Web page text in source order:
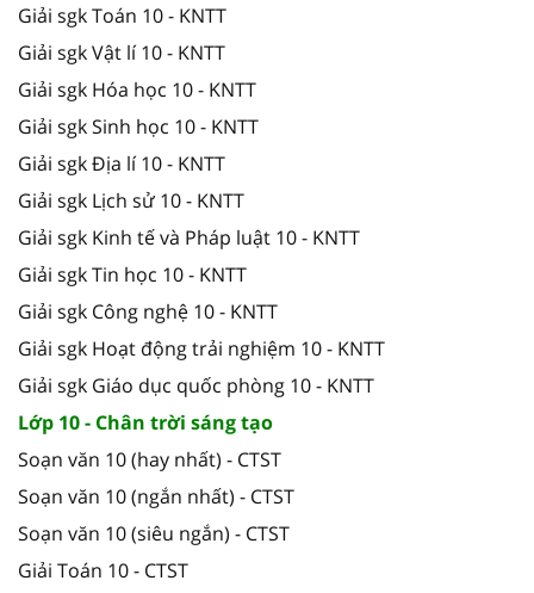
Giải sgk Toán 10 - KNTT
Giải sgk Vật lí 10 - KNTT
Giải sgk Hóa học 10 - KNTT
Giải sgk Sinh học 10 - KNTT
Giải sgk Địa lí 10 - KNTT
Giải sgk Lịch sử 10 - KNTT
Giải sgk Kinh tế và Pháp luật 10 - KNTT
Giải sgk Tin học 10 - KNTT
Giải sgk Công nghệ 10 - KNTT
Giải sgk Hoạt động trải nghiệm 10 - KNTT
Giải sgk Giáo dục quốc phòng 10 - KNTT
Lớp 10 - Chân trời sáng tạo
Soạn văn 10 (hay nhất) - CTST
Soạn văn 10 (ngắn nhất) - CTST
Soạn văn 10 (siêu ngắn) - CTST
Giải Toán 10 - CTST